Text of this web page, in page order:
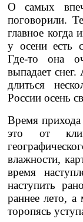
О самых
поговорили.
главное
у осени есть
Где-то она
выпадает
длиться
России осень
Время прихода
это от
влажности,
время
наступить
раннее лето, а
торопясь